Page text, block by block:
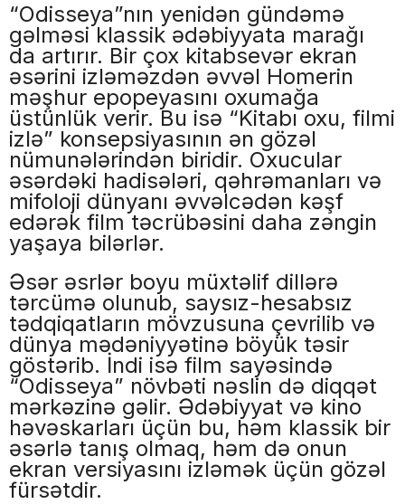
“Odisseya”nın yenidən gündəmə
gəlməsi klassik ədəbiyyata marağı
da artırır. Bir çox kitabsevər ekran
əsərini izləməzdən əvvəl Homerin
məşhur epopeyasını oxumağa
üstünlük verir. Bu isə “Kitabı oxu, filmi
izlə” konsepsiyasının ən gözəl
nümunələrindən biridir. Oxucular
əsərdəki hadisələri, qəhrəmanları və
mifoloji dünyanı əvvəlcədən kəşf
edərək film təcrübəsini daha zəngin
yaşaya bilərlər.
Əsər əsrlər boyu müxtəlif dillərə
tərcümə olunub, saysız-hesabsız
tədqiqatların mövzusuna çevrilib və
dünya mədəniyyətinə böyük təsir
göstərib. İndi isə film sayəsində
“Odisseya” növbəti nəslin də diqqət
mərkəzinə gəlir. Ədəbiyyat və kino
həvəskarları üçün bu, həm klassik bir
əsərlə tanış olmaq, həm də onun
ekran versiyasını izləmək üçün gözəl
fürsətdir.